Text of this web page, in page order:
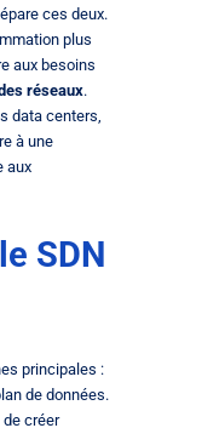
ces deux.
plus
aux besoins
réseaux.
data centers,
à une
aux
SDN
principales :
de données.
de créer